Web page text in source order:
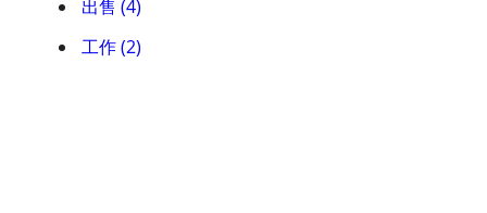
出售 (4)
工作 (2)